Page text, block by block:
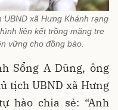
UBND xã Hưng Khánh rạng
liên kết trồng măng tre
vững cho đồng bào.
Sổng A Dũng, ông
tịch UBND xã Hưng
hào chia sẻ: “Anh